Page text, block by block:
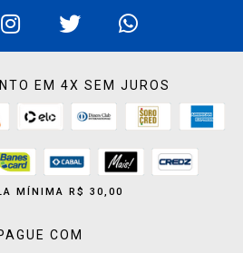
EM 4X SEM JUROS
MÍNIMA R$ 30,00
COM